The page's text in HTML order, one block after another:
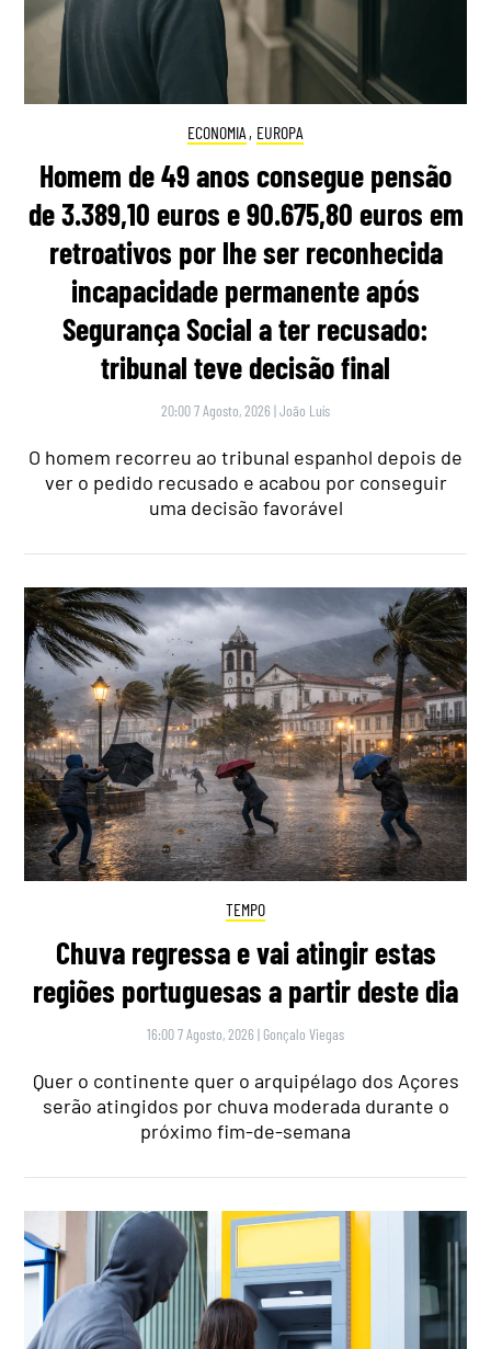
ECONOMIA , EUROPA
Homem de 49 anos consegue pensão
de 3.389,10 euros e 90.675,80 euros em
retroativos por lhe ser reconhecida
incapacidade permanente após
Segurança Social a ter recusado:
tribunal teve decisão final
20:00 7 Agosto, 2026 |João Luís
O homem recorreu ao tribunal espanhol depois de
ver o pedido recusado e acabou por conseguir
uma decisão favorável
TEMPO
Chuva regressa e vai atingir estas
regiões portuguesas a partir deste dia
16:00 7 Agosto, 2026 | Gonçalo Viegas
Quer o continente quer o arquipélago dos Açores
serão atingidos por chuva moderada durante o
próximo fim-de-semana